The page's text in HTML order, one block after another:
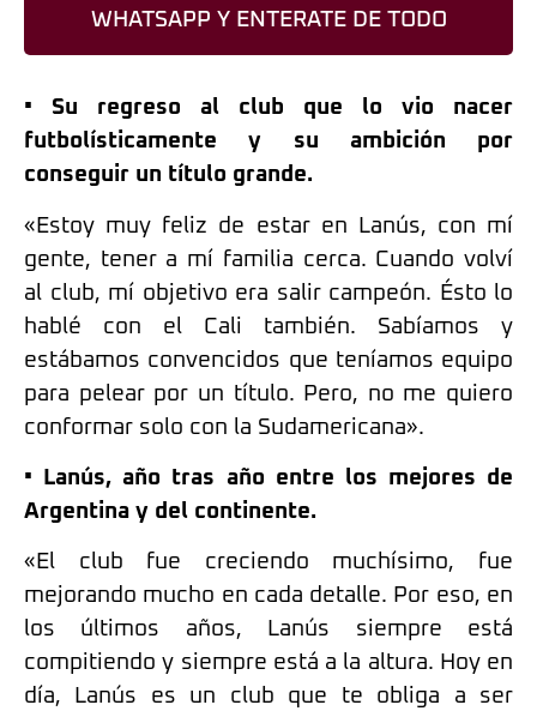
WHATSAPP Y ENTERATE DE TODO
• Su regreso al club que lo vio nacer
futbolísticamente y su ambición por
conseguir un título grande.
«Estoy muy feliz de estar en Lanús, con mí
gente, tener a mí familia cerca. Cuando volví
al club, mí objetivo era salir campeón. Ésto lo
hablé con el Cali también. Sabíamos y
estábamos convencidos que teníamos equipo
para pelear por un título. Pero, no me quiero
conformar solo con la Sudamericana».
• Lanús, año tras año entre los mejores de
Argentina y del continente.
«El club fue creciendo muchísimo, fue
mejorando mucho en cada detalle. Por eso, en
los últimos años, Lanús siempre está
compitiendo y siempre está a la altura. Hoy en
día, Lanús es un club que te obliga a ser